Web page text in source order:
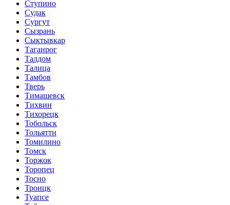
Ступино
Судак
Сургут
Сызрань
Сыктывкар
Таганрог
Талдом
Талица
Тамбов
Тверь
Тимашевск
Тихвин
Тихорецк
Тобольск
Тольятти
Томилино
Томск
Торжок
Торопец
Тосно
Троицк
Туапсе